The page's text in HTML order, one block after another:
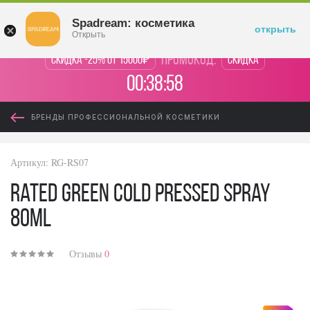
Скидка -25% от 15000₽ промокод: Скидка
00:38:58
БРЕНДЫ ПРОФЕССИОНАЛЬНОЙ КОСМЕТИКИ
Артикул: RG-RS07
Rated Green Cold Pressed Spray
80ml
Отзывы 0
Spadream: косметика
Открыть открыть